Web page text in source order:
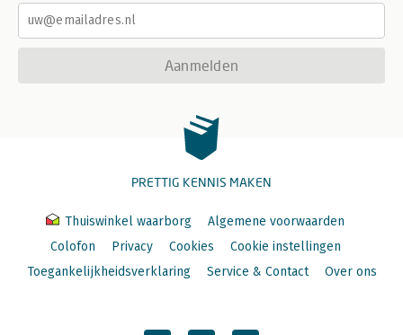
Aanmelden
PRETTIG KENNIS MAKEN
Thuiswinkel waarborg
Algemene voorwaarden
Colofon
Privacy Cookies
Cookie instellingen
Toegankelijkheidsverklaring
Service & Contact Over ons